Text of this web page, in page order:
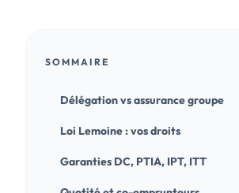
SOMMAIRE
Délégation vs assurance groupe
Loi Lemoine : vos droits
Garanties DC, PTIA, IPT, ITT